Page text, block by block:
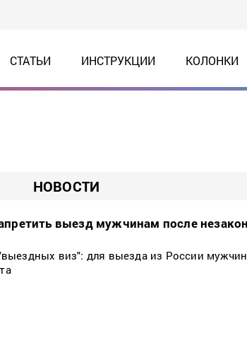
СТАТЬИ ИНСТРУКЦИИ КОЛОНКИ
НОВОСТИ
выезд мужчинам после
виз": для выезда из России